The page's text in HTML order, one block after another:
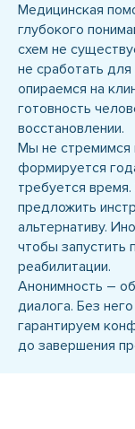
Медицинская
глубокого
схем не
не сработать
опираемся на
готовность
восстановлении.
Мы не стремимся
формируется
требуется
предложить
альтернативу.
чтобы запустить
реабилитации.
Анонимность –
диалога. Без
гарантируем
до завершения